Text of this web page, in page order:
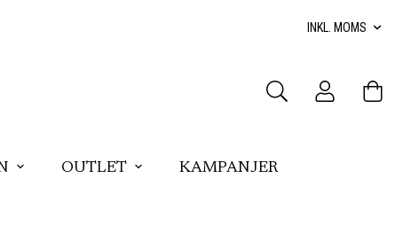
OUTLET KAMPANJER